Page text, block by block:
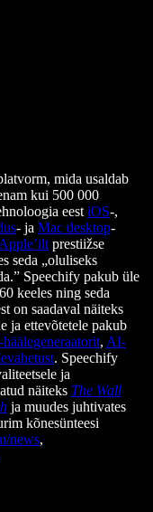
mida usaldab
kui 500 000
eest iOS-,
- ja Mac desktop-
Apple’ilt prestiižse
seda „oluliseks
Speechify pakub üle
keeles ning seda
on saadaval näiteks
ja ettevõtetele pakub
, AI-
. Speechify
ja
näiteks The Wall
ja muudes juhtivates
kõnesünteesi
news,